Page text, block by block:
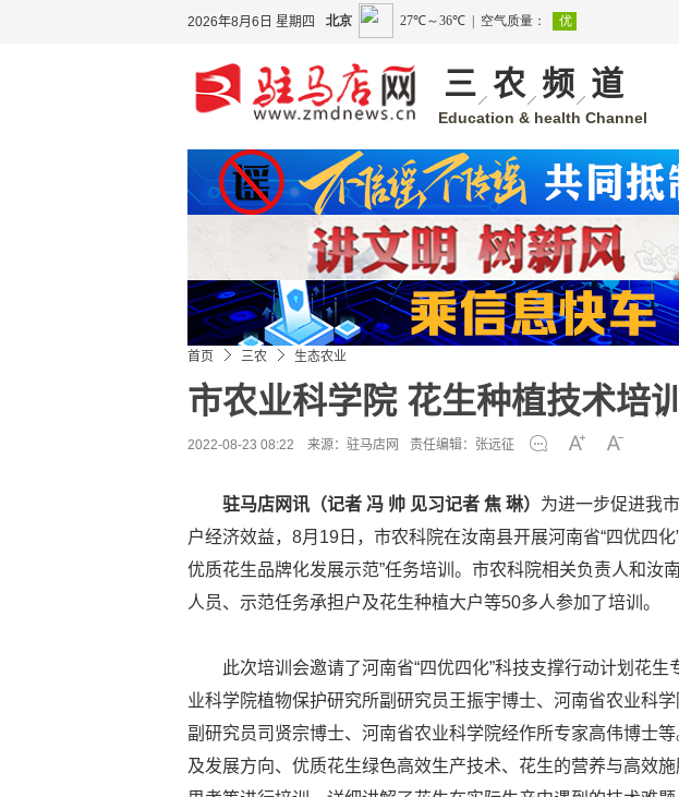
2026年8月6日 星期四
三 农 频 道
Education & health Channel
首页 三农 生态农业
市农业科学院 花生种植技术培
2022-08-23 08:22 来源： 驻马店网 责任编辑：张远征
驻马店网讯（记者 冯 帅 见习记者 焦 琳） 为进一步促进我
户经济效益，8月19日，市农科院在汝南县开展河南省“四优四
优质花生品牌化发展示范”任务培训。市农科院相关负责人和汝
人员、示范任务承担户及花生种植大户等50多人参加了培训。
此次培训会邀请了河南省“四优四化”科技支撑行动计划花
业科学院植物保护研究所副研究员王振宇博士、河南省农业科
副研究员司贤宗博士、河南省农业科学院经作所专家高伟博士
及发展方向、优质花生绿色高效生产技术、花生的营养与高效